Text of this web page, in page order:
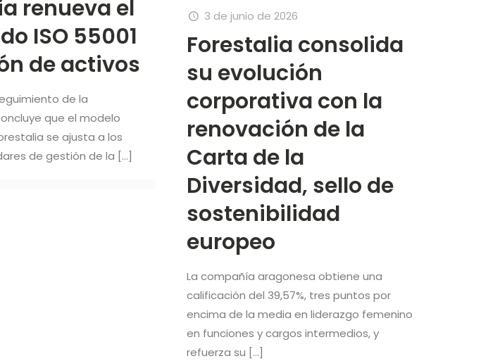
renueva el
ISO 55001
de activos
de la
que el modelo
se ajusta a los
de gestión de la […]
3 de junio de 2026
Forestalia consolida
su evolución
corporativa con la
renovación de la
Carta de la
Diversidad, sello de
sostenibilidad
europeo
La compañía aragonesa obtiene una
calificación del 39,57%, tres puntos por
encima de la media en liderazgo femenino
en funciones y cargos intermedios, y
refuerza su […]